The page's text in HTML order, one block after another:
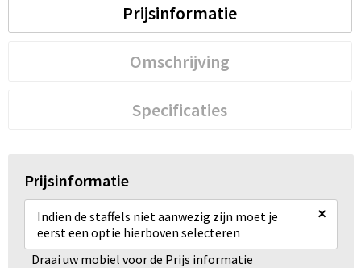
Prijsinformatie
Omschrijving
Specificaties
Prijsinformatie
Indien de staffels niet aanwezig zijn moet je
eerst een optie hierboven selecteren
×
Draai uw mobiel voor de Prijs informatie